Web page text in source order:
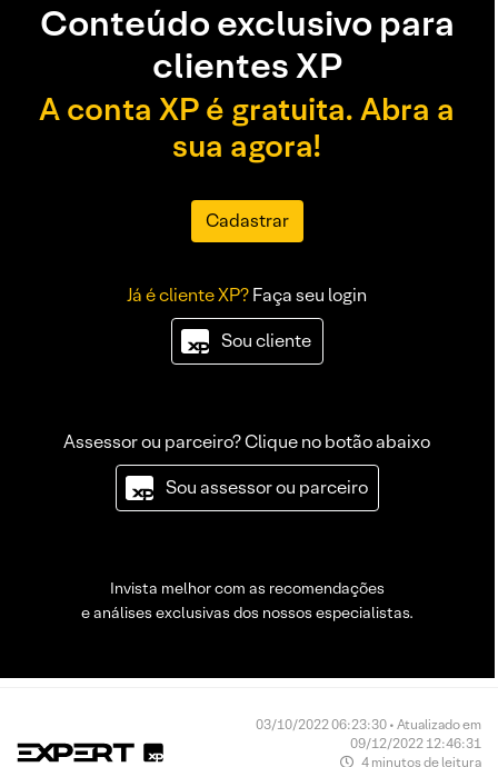
Conteúdo exclusivo para
clientes XP
A conta XP é gratuita. Abra a
sua agora!
Cadastrar
Já é cliente XP?Faça seu login
Sou cliente
Assessor ou parceiro? Clique no botão abaixo
Sou assessor ou parceiro
Invista melhor com as recomendações
e análises exclusivas dos nossos especialistas.
03/10/2022 06:23:30 • Atualizado em
09/12/2022 12:46:31
4 minutos de leitura